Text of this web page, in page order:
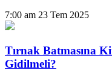
7:00 am 23 Tem 2025
Tırnak Batmasına
Gidilmeli?